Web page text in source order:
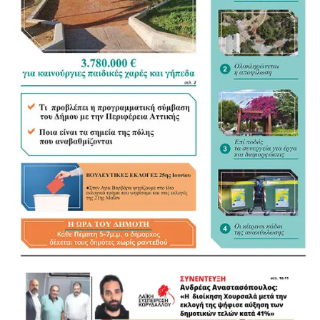
νομοθεσίας σε ένα ενιαίο κείμενο, άσκησε όμως κριτική
στον τρόπο με τον οποίο διαμορφώνεται. «Η
Αυτοδιοίκηση ξέρει τι Αυτοδιοίκηση θέλει», σημείωσε,
υποστηρίζοντας ότι οι Δήμοι θα έπρεπε να έχουν πολύ
πιο καθοριστικό ρόλο στη διαμόρφωση του νέου
πλαισίου.
«Τα ουσιώδη είναι οι αρμοδιότητες και οι πόροι»